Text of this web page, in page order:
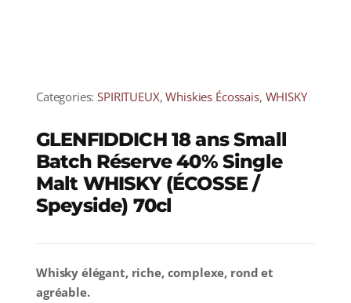
Categories:SPIRITUEUX,Whiskies Écossais, WHISKY
GLENFIDDICH 18 ans Small
Batch Réserve 40% Single
Malt WHISKY (ÉCOSSE /
Speyside) 70cl
Whisky élégant, riche, complexe, rond et
agréable.